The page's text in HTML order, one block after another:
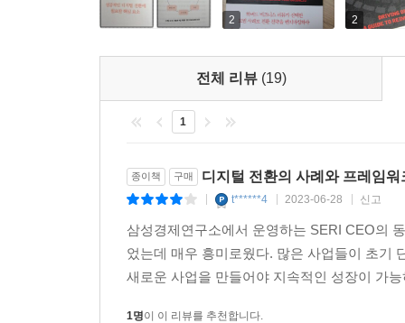
2 2
전체 리뷰 (19)
1
종이책 구매 디지털 전환의 사례와 프레임
t******4 2023-06-28 신고
삼성경제연구소에서 운영하는 SERI CEO의
었는데 매우 흥미로웠다. 많은 사업들이 초기
새로운 사업을 만들어야 지속적인 성장이 가
1명이 이 리뷰를 추천합니다.